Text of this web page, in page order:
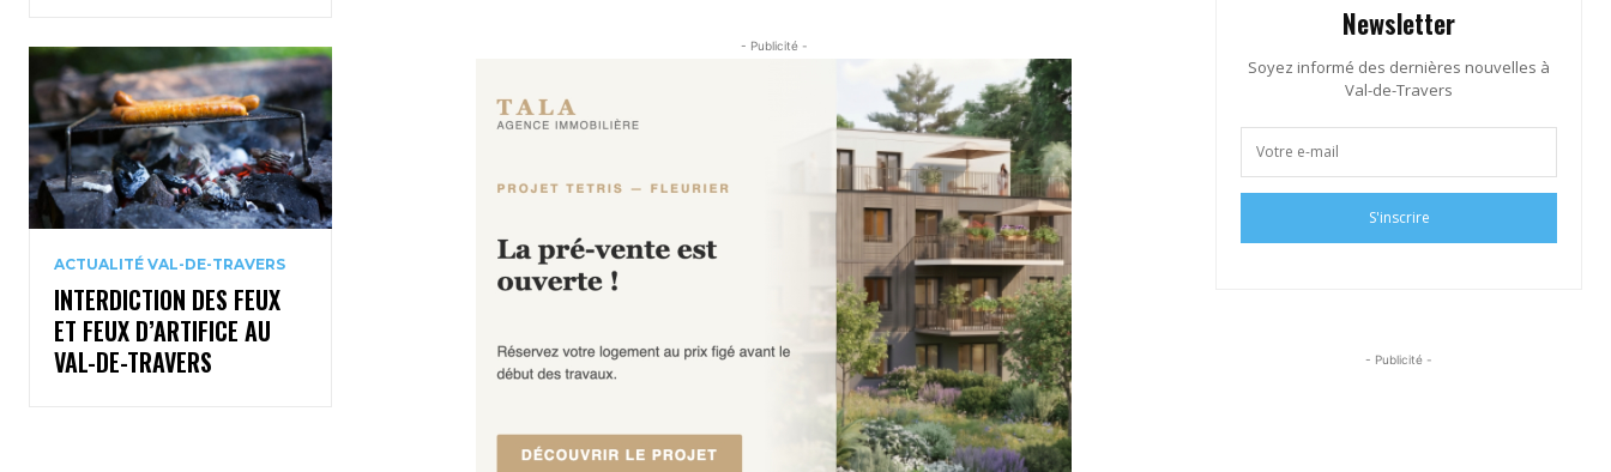
ACTUALITÉ VAL-DE-TRAVERS
INTERDICTION DES FEUX
ET FEUX D’ARTIFICE AU
VAL-DE-TRAVERS
- Publicité -
Newsletter
Soyez informé des dernières nouvelles à
Val-de-Travers
S'inscrire
- Publicité -